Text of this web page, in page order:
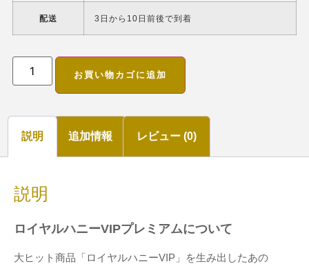
配送 3日から10日前後で到着
お買い物カゴに追加
説明 追加情報 レビュー (0)
説明
ロイヤルハニーVIPプレミアムについて
大ヒット商品「ロイヤルハニーVIP」を生み出したあの